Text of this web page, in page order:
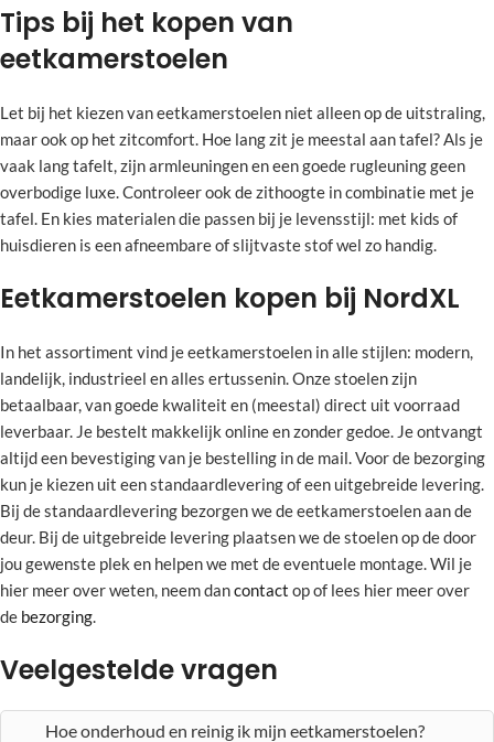
Tips bij het kopen van
eetkamerstoelen
Let bij het kiezen van eetkamerstoelen niet alleen op de uitstraling,
maar ook op het zitcomfort. Hoe lang zit je meestal aan tafel? Als je
vaak lang tafelt, zijn armleuningen en een goede rugleuning geen
overbodige luxe. Controleer ook de zithoogte in combinatie met je
tafel. En kies materialen die passen bij je levensstijl: met kids of
huisdieren is een afneembare of slijtvaste stof wel zo handig.
Eetkamerstoelen kopen bij NordXL
In het assortiment vind je eetkamerstoelen in alle stijlen: modern,
landelijk, industrieel en alles ertussenin. Onze stoelen zijn
betaalbaar, van goede kwaliteit en (meestal) direct uit voorraad
leverbaar. Je bestelt makkelijk online en zonder gedoe. Je ontvangt
altijd een bevestiging van je bestelling in de mail. Voor de bezorging
kun je kiezen uit een standaardlevering of een uitgebreide levering.
Bij de standaardlevering bezorgen we de eetkamerstoelen aan de
deur. Bij de uitgebreide levering plaatsen we de stoelen op de door
jou gewenste plek en helpen we met de eventuele montage. Wil je
hier meer over weten, neem dancontact op of lees hier meer over
de bezorging.
Veelgestelde vragen
Hoe onderhoud en reinig ik mijn eetkamerstoelen?